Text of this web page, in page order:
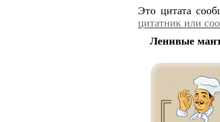
Это цитата
цитатник или
Ленивые